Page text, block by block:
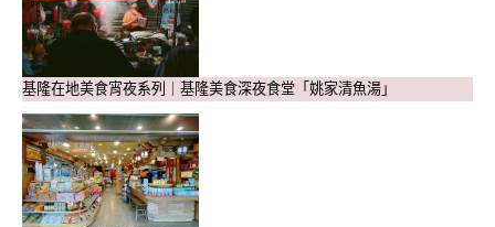
基隆在地美食宵夜系列｜基隆美食深夜食堂「姚家清魚湯」